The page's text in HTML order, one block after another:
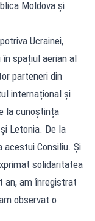
Moldova și
Ucrainei,
spațiul aerian al
parteneri din
internațional și
la cunoștința
Letonia. De la
Consiliu. Și
solidaritatea
an, am înregistrat
observat o